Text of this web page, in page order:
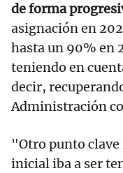
de forma
asignación en
hasta un 90% en
teniendo en
decir,
Administración
"Otro punto
inicial iba a ser